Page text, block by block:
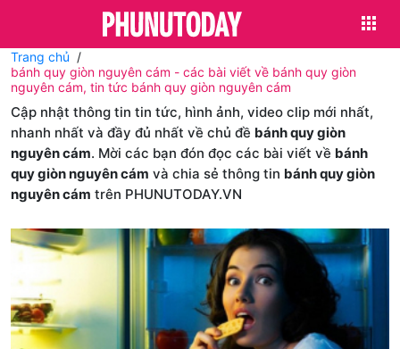
Trang chủ
bánh quy giòn nguyên cám - các bài viết về bánh quy giòn
nguyên cám, tin tức bánh quy giòn nguyên cám
Cập nhật thông tin tin tức, hình ảnh, video clip mới nhất,
nhanh nhất và đầy đủ nhất về chủ đề bánh quy giòn
nguyên cám. Mời các bạn đón đọc các bài viết về bánh
quy giòn nguyên cám và chia sẻ thông tin bánh quy giòn
nguyên cám trên PHUNUTODAY.VN